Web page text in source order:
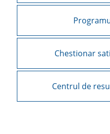
Chestionar
Centrul de